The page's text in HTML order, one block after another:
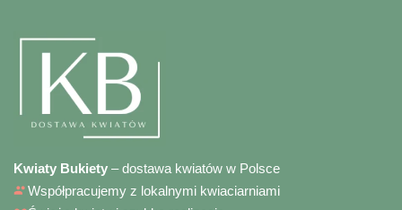
Kwiaty Bukiety – dostawa kwiatów w Polsce
Współpracujemy z lokalnymi kwiaciarniami